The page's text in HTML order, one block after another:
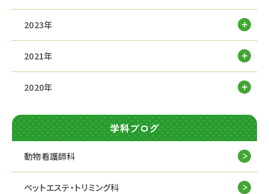
2023年
2021年
2020年
学科ブログ
動物看護師科
ペットエステ・トリミング科